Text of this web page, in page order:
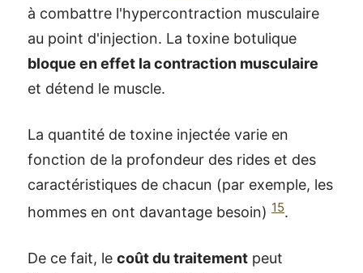
à combattre l'hypercontraction musculaire
au point d'injection. La toxine botulique
bloque en effet la contraction musculaire
et détend le muscle.
La quantité de toxine injectée varie en
fonction de la profondeur des rides et des
caractéristiques de chacun (par exemple, les
hommes en ont davantage besoin) 15.
De ce fait, le coût du traitement peut